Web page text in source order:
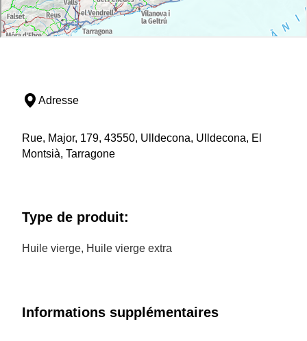
Adresse
Rue, Major, 179, 43550, Ulldecona, Ulldecona, El
Montsià, Tarragone
Type de produit:
Huile vierge, Huile vierge extra
Informations supplémentaires